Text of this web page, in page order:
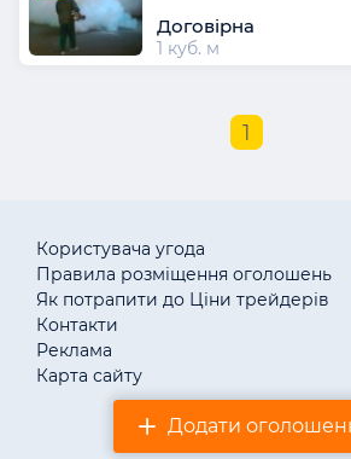
Договірна
1 куб. м
1
Додати
Користувача угода
Правила розміщення оголошень
Як потрапити до Ціни трейдерів
Контакти
Реклама
Карта сайту
© «АгротендерTM»